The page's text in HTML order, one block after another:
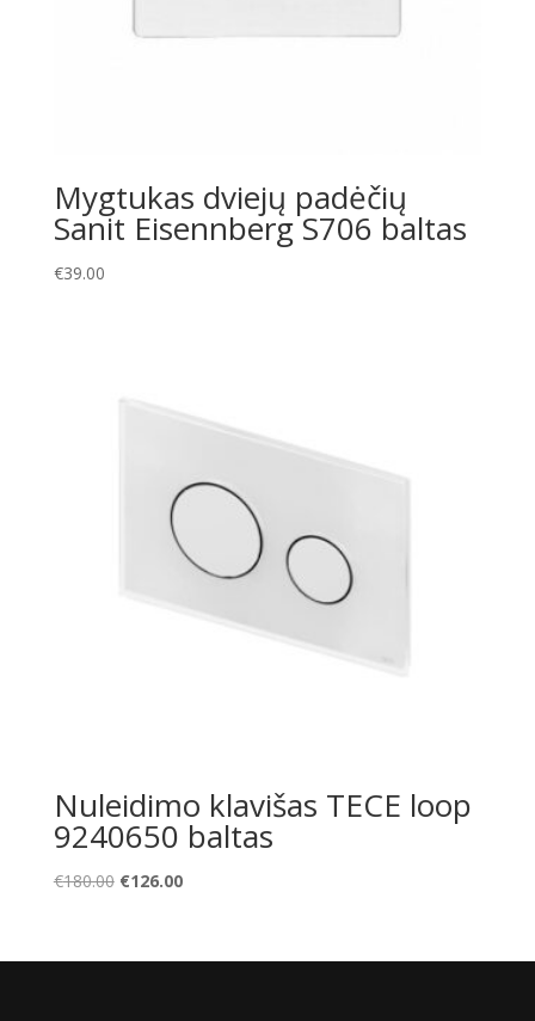
Mygtukas dviejų padėčių
Sanit Eisennberg S706 baltas
€39.00
Nuleidimo klavišas TECE loop
9240650 baltas
€180.00 Original
€180.00.
€126.00Current
€126.00.